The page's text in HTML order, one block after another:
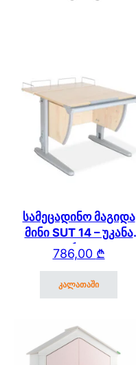
სამეცადინო მაგიდა
მინი SUT 14 – უკანა
თაროთი
786,00 ₾
კალათაში